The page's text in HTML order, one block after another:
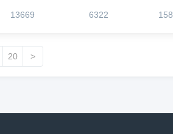
13669 6322 158
20 >